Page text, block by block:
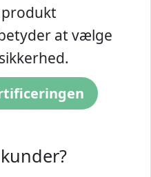
produkt
at vælge